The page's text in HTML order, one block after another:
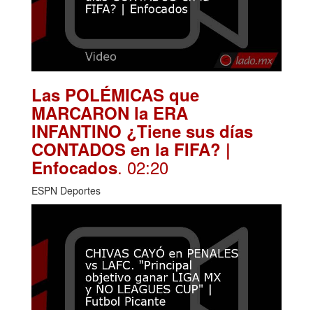
Las POLÉMICAS que
MARCARON la ERA
INFANTINO ¿Tiene sus días
CONTADOS en la FIFA? |
Enfocados. 02:20
ESPN Deportes